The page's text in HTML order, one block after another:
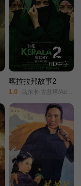
HD中字
喀拉拉邦故事2
1.0 乌尔卡·古普塔/Aditi Bhatia/Aishwarya Ojha/阿尔卡·阿明/